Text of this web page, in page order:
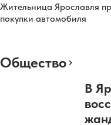
Жительница Ярославля
покупки автомобиля
Общество
В